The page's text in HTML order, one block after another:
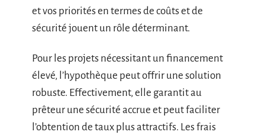
et vos priorités en termes de coûts et de
sécurité jouent un rôle déterminant.
Pour les projets nécessitant un financement
élevé, l’hypothèque peut offrir une solution
robuste. Effectivement, elle garantit au
prêteur une sécurité accrue et peut faciliter
l’obtention de taux plus attractifs. Les frais